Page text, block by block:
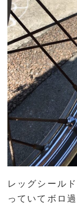
レッグシール
っていてボロ過